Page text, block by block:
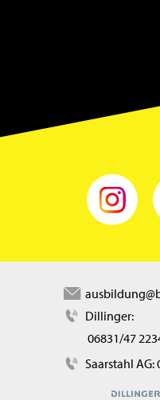
Dillinger:
06831/47
Saarstahl AG: